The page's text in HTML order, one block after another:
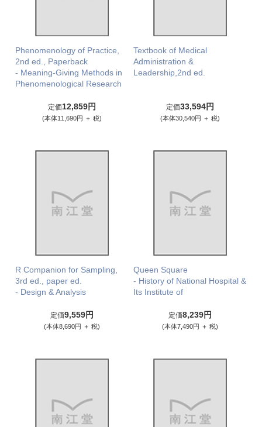
Phenomenology of Practice,
2nd ed., Paperback
- Meaning-Giving Methods in
Phenomenological Research
定価12,859円
(本体11,690円 ＋ 税)
Textbook of Medical
Administration &
Leadership,2nd ed.
定価33,594円
(本体30,540円 ＋ 税)
R Companion for Sampling,
3rd ed., paper ed.
- Design & Analysis
定価9,559円
(本体8,690円 ＋ 税)
Queen Square
- History of National Hospital &
Its Institute of
定価8,239円
(本体7,490円 ＋ 税)